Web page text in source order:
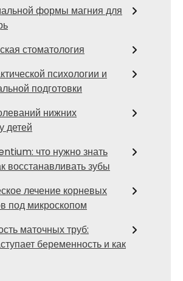
формы магния для
стоматология
психологии и
подготовки
нижних
детей
что нужно знать
восстанавливать зубы
лечение корневых
под микроскопом
маточных труб:
беременность и как